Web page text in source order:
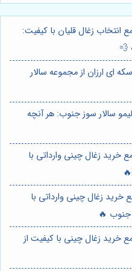
انتخاب زغال قلیان با کیفیت:
💨
ای ارزان از مجموعه سالار
سالار سوز جنوب: هر آنچه
خرید زغال چینی وارداتی با
خرید زغال چینی وارداتی با
جنوب 🔥
خرید زغال چینی با کیفیت از